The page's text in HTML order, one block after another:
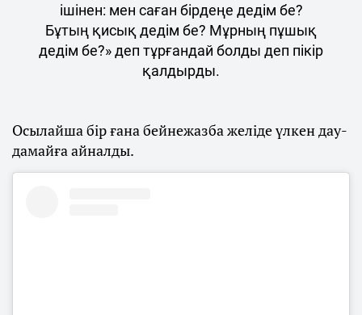
ішінен: мен саған бірдеңе дедім бе?
Бұтың қисық дедім бе? Мұрның пұшық
дедім бе?» деп тұрғандай болды деп пікір
қалдырды.
Осылайша бір ғана бейнежазба желіде үлкен дау-
дамайға айналды.